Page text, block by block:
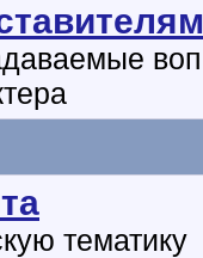
тематику